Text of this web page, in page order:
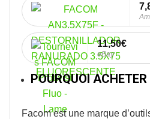
11,50€
eBay
POURQUOI
Facomest une marque